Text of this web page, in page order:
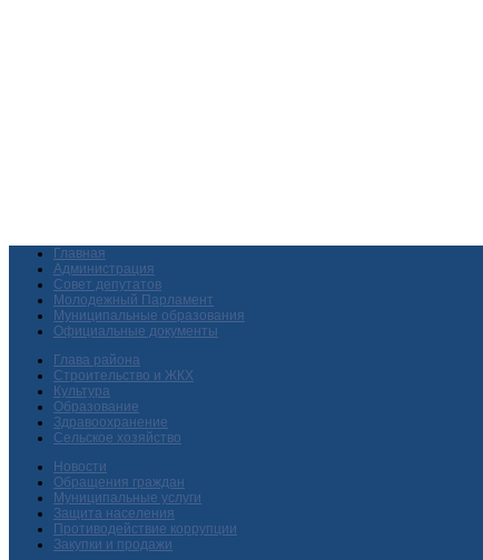
Главная
Администрация
Совет депутатов
Молодежный Парламент
Муниципальные образования
Официальные документы
Глава района
Строительство и ЖКХ
Культура
Образование
Здравоохранение
Сельское хозяйство
Новости
Обращения граждан
Муниципальные услуги
Защита населения
Противодействие коррупции
Закупки и продажи